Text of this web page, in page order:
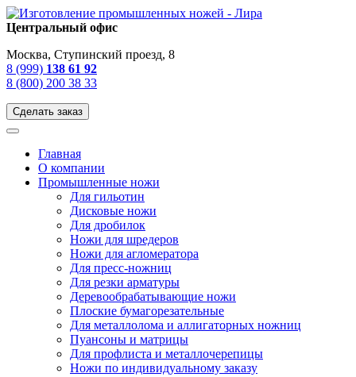
Центральный офис
Москва, Ступинский проезд, 8
8 (999) 138 61 92
8 (800) 200 38 33
Сделать заказ
Главная
О компании
Промышленные ножи
Для гильотин
Дисковые ножи
Для дробилок
Ножи для шредеров
Ножи для агломератора
Для пресс-ножниц
Для резки арматуры
Деревообрабатывающие ножи
Плоские бумагорезательные
Для металлолома и аллигаторных ножниц
Пуансоны и матрицы
Для профлиста и металлочерепицы
Ножи по индивидуальному заказу